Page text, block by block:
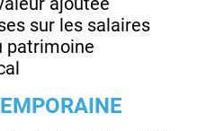
sur les salaires
patrimoine